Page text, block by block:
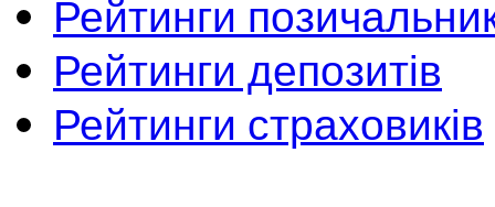
Рейтинги
Рейтинги депозитів
Рейтинги страховиків